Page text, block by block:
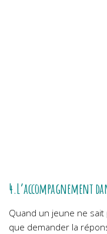
4.L’accompagnement
Quand un jeune ne
que demander la